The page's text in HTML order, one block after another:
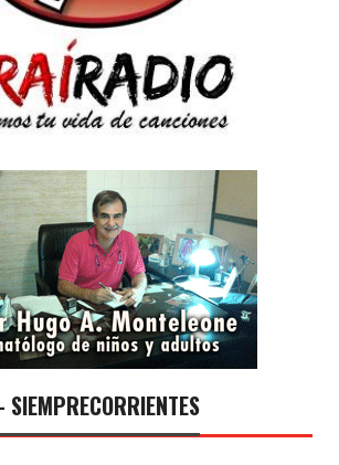
SIEMPRECORRIENTES